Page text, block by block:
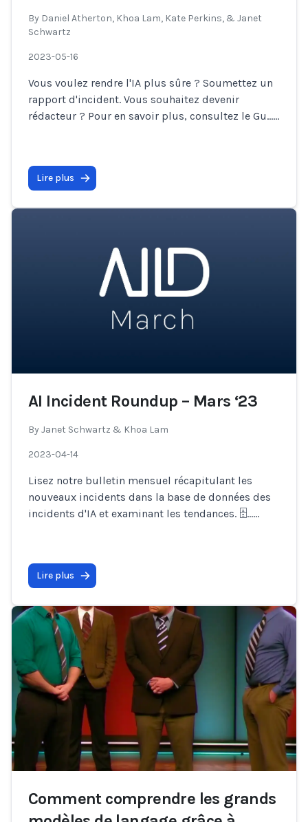
By Daniel Atherton, Khoa Lam, Kate Perkins, & Janet
Schwartz
2023-05-16
Vous voulez rendre l'IA plus sûre ? Soumettez un
rapport d'incident. Vous souhaitez devenir
rédacteur ? Pour en savoir plus, consultez le Gu…...
Lire plus
AI Incident Roundup – Mars ‘23
ByJanet Schwartz & Khoa Lam
2023-04-14
Lisez notre bulletin mensuel récapitulant les
nouveaux incidents dans la base de données des
incidents d'IA et examinant les tendances. 🗄…...
Lire plus
Comment comprendre les grands